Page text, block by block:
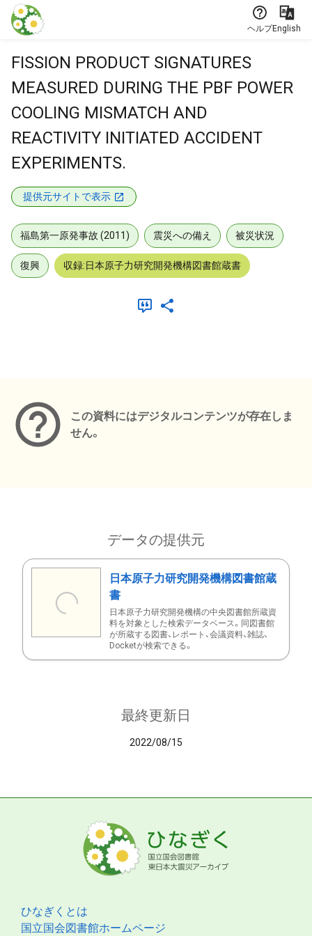
本文に飛ぶ
ヘルプEnglish
FISSION PRODUCT SIGNATURES
MEASURED DURING THE PBF POWER
COOLING MISMATCH AND
REACTIVITY INITIATED ACCIDENT
EXPERIMENTS.
提供元サイトで表示
福島第一原発事故 (2011) 震災への備え 被災状況
復興 収録:日本原子力研究開発機構図書館蔵書
この資料にはデジタルコンテンツが存在しま
せん。
データの提供元
日本原子力研究開発機構図書館蔵
書
日本原子力研究開発機構の中央図書館所蔵資
料を対象とした検索データベース。同図書館
が所蔵する図書、レポート、会議資料、雑誌、
Docketが検索できる。
最終更新日
2022/08/15
ひなぎくとは
国立国会図書館ホームページ